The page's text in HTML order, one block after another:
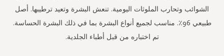
الشوائب وتحارب الملوثات اليومية. تنعش البشرة وتعيد ترطيبها. أصل
طبيعي 96٪. مناسب لجميع أنواع البشرة بما في ذلك البشرة الحساسة.
تم اختباره من قبل أطباء الجلدية.